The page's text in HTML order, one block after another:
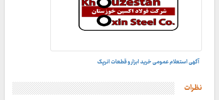
آگهی استعلام عمومی خرید ابزار و قطعات انرپک
نظرات